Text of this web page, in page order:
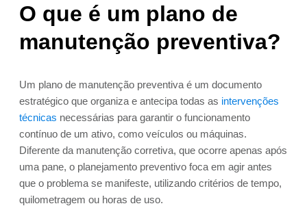
O que é um plano de
manutenção preventiva?
Um plano de manutenção preventiva é um documento
estratégico que organiza e antecipa todas as intervenções
técnicas necessárias para garantir o funcionamento
contínuo de um ativo, como veículos ou máquinas.
Diferente da manutenção corretiva, que ocorre apenas após
uma pane, o planejamento preventivo foca em agir antes
que o problema se manifeste, utilizando critérios de tempo,
quilometragem ou horas de uso.